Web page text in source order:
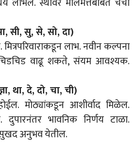
सी, सु, से, सो, दा)
मित्रपरिवाराकडून लाभ. नवीन कल्पना
वाढू शकते, संयम आवश्यक.
था, दे, दो, चा, ची)
मोठ्यांकडून आशीर्वाद मिळेल.
भावनिक निर्णय टाळा.
अनुभव येतील.